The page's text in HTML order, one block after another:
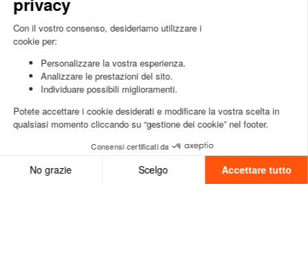
Pagamento sicuro al 100%
Consegna in 48 ore
Categoria